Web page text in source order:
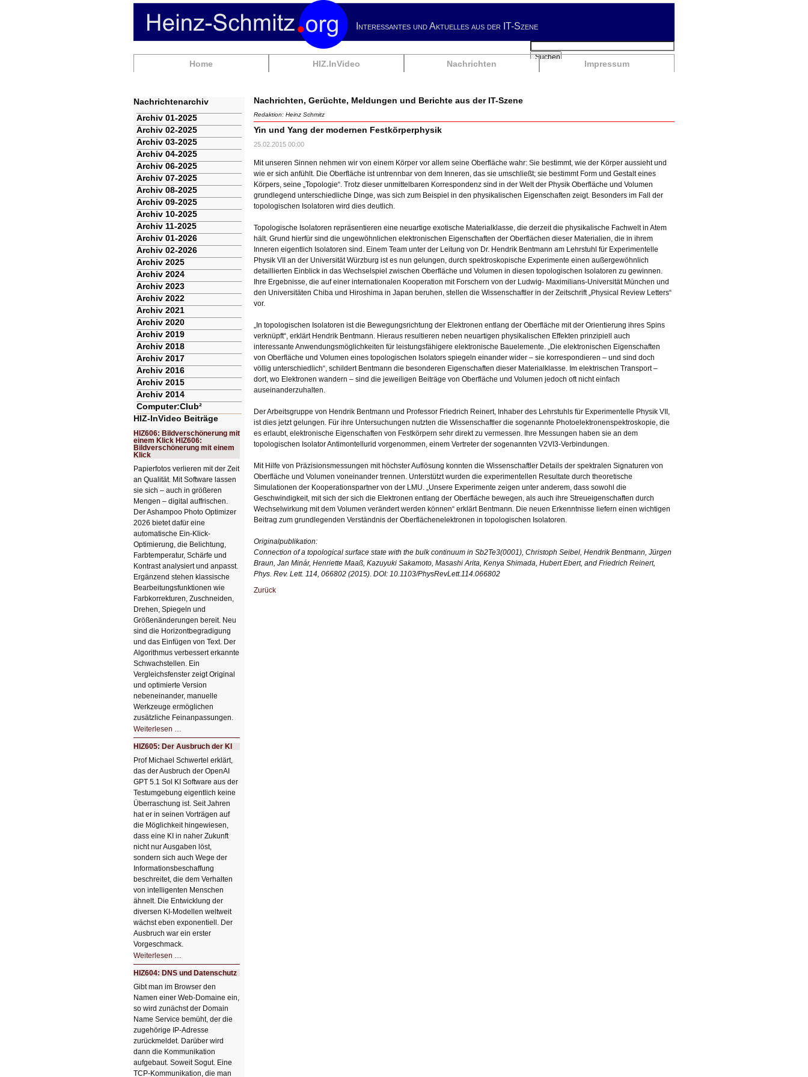
Interessantes und Aktuelles aus der IT-Szene
Navigation
Home HIZ.InVideo Nachrichten Impressum
Suchbegriffe
Suchen
Nachrichten, Gerüchte, Meldungen und Berichte aus der IT-Szene
Redaktion: Heinz Schmitz
Yin und Yang der modernen Festkörperphysik
25.02.2015 00:00
Mit unseren Sinnen nehmen wir von einem Körper vor allem seine Oberfläche wahr: Sie bestimmt, wie der Körper aussieht und
wie er sich anfühlt. Die Oberfläche ist untrennbar von dem Inneren, das sie umschließt; sie bestimmt Form und Gestalt eines
Körpers, seine „Topologie“. Trotz dieser unmittelbaren Korrespondenz sind in der Welt der Physik Oberfläche und Volumen
grundlegend unterschiedliche Dinge, was sich zum Beispiel in den physikalischen Eigenschaften zeigt. Besonders im Fall der
topologischen Isolatoren wird dies deutlich.
Topologische Isolatoren repräsentieren eine neuartige exotische Materialklasse, die derzeit die physikalische Fachwelt in Atem
hält. Grund hierfür sind die ungewöhnlichen elektronischen Eigenschaften der Oberflächen dieser Materialien, die in ihrem
Inneren eigentlich Isolatoren sind. Einem Team unter der Leitung von Dr. Hendrik Bentmann am Lehrstuhl für Experimentelle
Physik VII an der Universität Würzburg ist es nun gelungen, durch spektroskopische Experimente einen außergewöhnlich
detaillierten Einblick in das Wechselspiel zwischen Oberfläche und Volumen in diesen topologischen Isolatoren zu gewinnen.
Ihre Ergebnisse, die auf einer internationalen Kooperation mit Forschern von der Ludwig- Maximilians-Universität München und
den Universitäten Chiba und Hiroshima in Japan beruhen, stellen die Wissenschaftler in der Zeitschrift „Physical Review Letters“
vor.
„In topologischen Isolatoren ist die Bewegungsrichtung der Elektronen entlang der Oberfläche mit der Orientierung ihres Spins
verknüpft“, erklärt Hendrik Bentmann. Hieraus resultieren neben neuartigen physikalischen Effekten prinzipiell auch
interessante Anwendungsmöglichkeiten für leistungsfähigere elektronische Bauelemente. „Die elektronischen Eigenschaften
von Oberfläche und Volumen eines topologischen Isolators spiegeln einander wider – sie korrespondieren – und sind doch
völlig unterschiedlich“, schildert Bentmann die besonderen Eigenschaften dieser Materialklasse. Im elektrischen Transport –
dort, wo Elektronen wandern – sind die jeweiligen Beiträge von Oberfläche und Volumen jedoch oft nicht einfach
auseinanderzuhalten.
Der Arbeitsgruppe von Hendrik Bentmann und Professor Friedrich Reinert, Inhaber des Lehrstuhls für Experimentelle Physik VII,
ist dies jetzt gelungen. Für ihre Untersuchungen nutzten die Wissenschaftler die sogenannte Photoelektronenspektroskopie, die
es erlaubt, elektronische Eigenschaften von Festkörpern sehr direkt zu vermessen. Ihre Messungen haben sie an dem
topologischen Isolator Antimontellurid vorgenommen, einem Vertreter der sogenannten V2VI3-Verbindungen.
Mit Hilfe von Präzisionsmessungen mit höchster Auflösung konnten die Wissenschaftler Details der spektralen Signaturen von
Oberfläche und Volumen voneinander trennen. Unterstützt wurden die experimentellen Resultate durch theoretische
Simulationen der Kooperationspartner von der LMU. „Unsere Experimente zeigen unter anderem, dass sowohl die
Geschwindigkeit, mit sich der sich die Elektronen entlang der Oberfläche bewegen, als auch ihre Streueigenschaften durch
Wechselwirkung mit dem Volumen verändert werden können“ erklärt Bentmann. Die neuen Erkenntnisse liefern einen wichtigen
Beitrag zum grundlegenden Verständnis der Oberflächenelektronen in topologischen Isolatoren.
Originalpublikation:
Connection of a topological surface state with the bulk continuum in Sb2Te3(0001), Christoph Seibel, Hendrik Bentmann, Jürgen
Braun, Jan Minár, Henriette Maaß, Kazuyuki Sakamoto, Masashi Arita, Kenya Shimada, Hubert Ebert, and Friedrich Reinert,
Phys. Rev. Lett. 114, 066802 (2015). DOI: 10.1103/PhysRevLett.114.066802
Zurück
Nachrichtenarchiv
Navigation
überspringen
Archiv 01-2025
Archiv 02-2025
Archiv 03-2025
Archiv 04-2025
Archiv 06-2025
Archiv 07-2025
Archiv 08-2025
Archiv 09-2025
Archiv 10-2025
Archiv 11-2025
Archiv 01-2026
Archiv 02-2026
Archiv 2025
Archiv 2024
Archiv 2023
Archiv 2022
Archiv 2021
Archiv 2020
Archiv 2019
Archiv 2018
Archiv 2017
Archiv 2016
Archiv 2015
Archiv 2014
Computer:Club²
HIZ-InVideo Beiträge
HIZ606: Bildverschönerung mit
einem Klick HIZ606:
Bildverschönerung mit einem
Klick
Papierfotos verlieren mit der Zeit
an Qualität. Mit Software lassen
sie sich – auch in größeren
Mengen – digital auffrischen.
Der Ashampoo Photo Optimizer
2026 bietet dafür eine
automatische Ein-Klick-
Optimierung, die Belichtung,
Farbtemperatur, Schärfe und
Kontrast analysiert und anpasst.
Ergänzend stehen klassische
Bearbeitungsfunktionen wie
Farbkorrekturen, Zuschneiden,
Drehen, Spiegeln und
Größenänderungen bereit. Neu
sind die Horizontbegradigung
und das Einfügen von Text. Der
Algorithmus verbessert erkannte
Schwachstellen. Ein
Vergleichsfenster zeigt Original
und optimierte Version
nebeneinander, manuelle
Werkzeuge ermöglichen
zusätzliche Feinanpassungen.
Weiterlesen …
Bildverschönerung
mit
einem
Klick
HIZ606:
Bildverschönerung
mit
einem
Klick
HIZ605: Der Ausbruch der KI
Prof Michael Schwertel erklärt,
das der Ausbruch der OpenAI
GPT 5.1 Sol KI Software aus der
Testumgebung eigentlich keine
Überraschung ist. Seit Jahren
hat er in seinen Vorträgen auf
die Möglichkeit hingewiesen,
dass eine KI in naher Zukunft
nicht nur Ausgaben löst,
sondern sich auch Wege der
Informationsbeschaffung
beschreitet, die dem Verhalten
von intelligenten Menschen
ähnelt. Die Entwicklung der
diversen KI-Modellen weltweit
wächst eben exponentiell. Der
Ausbruch war ein erster
Vorgeschmack.
Weiterlesen …
Der
Ausbruch
der
KI
HIZ604: DNS und Datenschutz
Gibt man im Browser den
Namen einer Web-Domaine ein,
so wird zunächst der Domain
Name Service bemüht, der die
zugehörige IP-Adresse
zurückmeldet. Darüber wird
dann die Kommunikation
aufgebaut. Soweit Sogut. Eine
TCP-Kommunikation, die man